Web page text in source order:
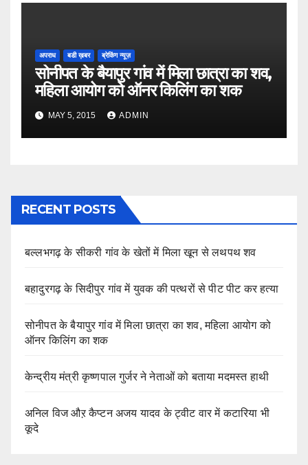
अपराध बडी ख़बर ब्रेकिंग न्यूज़
सोनीपत के बैयापुर गांव में मिला छात्रा का शव,
महिला आयोग को ऑनर किलिंग का शक
MAY 5, 2015 ADMIN
RECENT POSTS
बल्लभगढ़ के सीकरी गांव के खेतों में मिला खून से लथपथ शव
बहादुरगढ़ के सिदीपुर गांव में युवक की पत्थरों से पीट पीट कर हत्या
सोनीपत के बैयापुर गांव में मिला छात्रा का शव, महिला आयोग को
ऑनर किलिंग का शक
केन्द्रीय मंत्री कृष्णपाल गुर्जर ने नेताओं को बताया मदमस्त हाथी
अनिल विज औऱ कैप्टन अजय यादव के ट्वीट वार में कटारिया भी
कूदे